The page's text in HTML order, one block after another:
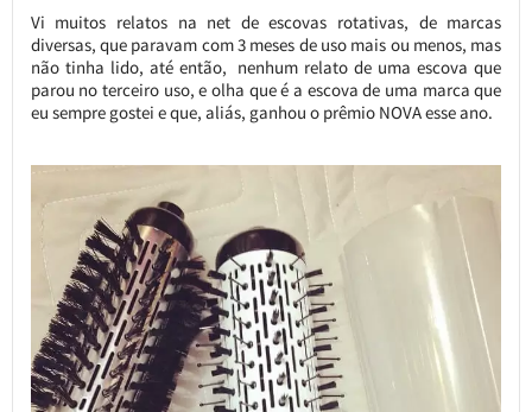
Vi muitos relatos na net de escovas rotativas, de marcas
diversas, que paravam com 3 meses de uso mais ou menos, mas
não tinha lido, até então, nenhum relato de uma escova que
parou no terceiro uso, e olha que é a escova de uma marca que
eu sempre gostei e que, aliás, ganhou o prêmio NOVA esse ano.